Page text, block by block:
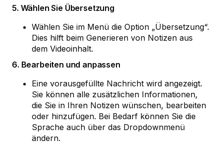
5. Wählen Sie Übersetzung
Wählen Sie im Menü die Option „Übersetzung“.
Dies hilft beim Generieren von Notizen aus
dem Videoinhalt.
6. Bearbeiten und anpassen
Eine vorausgefüllte Nachricht wird angezeigt.
Sie können alle zusätzlichen Informationen,
die Sie in Ihren Notizen wünschen, bearbeiten
oder hinzufügen. Bei Bedarf können Sie die
Sprache auch über das Dropdownmenü
ändern.